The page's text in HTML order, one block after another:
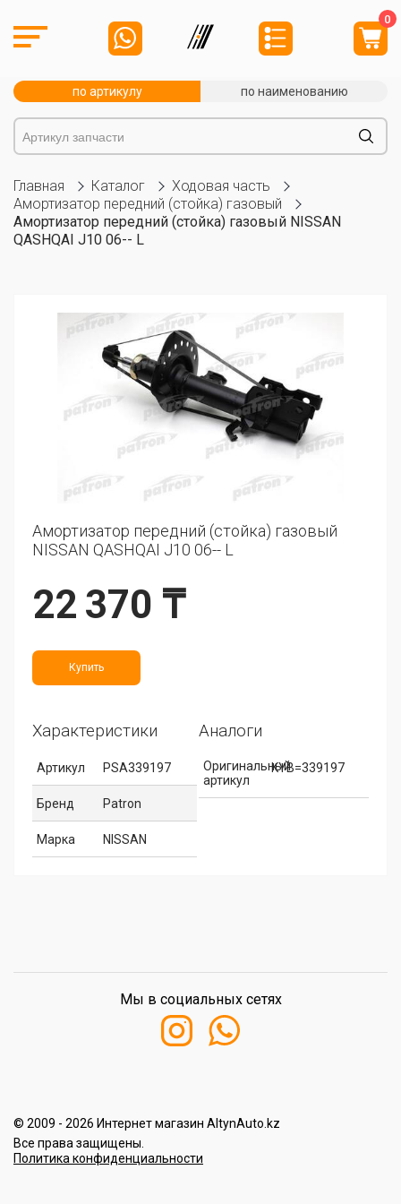
0
по артикулу по наименованию
Главная Каталог
Ходовая часть
Амортизатор передний (стойка) газовый
Амортизатор передний (стойка) газовый NISSAN
QASHQAI J10 06-- L
Амортизатор передний (стойка) газовый
NISSAN QASHQAI J10 06-- L
22 370 ₸
Купить
Характеристики
Артикул PSA339197
Бренд Patron
Марка NISSAN
Аналоги
Оригинальный
артикул
KYB=339197
© 2009 - 2026 Интернет магазин AltynAuto.kz
Все права защищены.
Политика конфиденциальности
Мы в социальных сетях